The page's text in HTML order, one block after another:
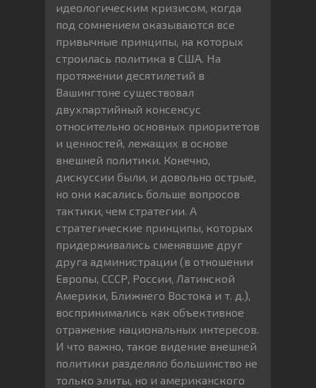
идеологическим кризисом, когда
под сомнением оказываются все
привычные принципы, на которых
строилась политика в США. На
протяжении десятилетий в
Вашингтоне существовал
двухпартийный консенсус
относительно основных приоритетов
и ценностей, лежащих в основе
внешней политики. Конечно,
дискуссии были, и довольно острые,
но они касались больше вопросов
тактики, чем стратегии. А
стратегические принципы, которых
придерживались сменявшие друг
друга администрации (в отношении
Европы, СССР, России, Латинской
Америки, Ближнего Востока и т. д.),
воспринимались как объективное
отражение национальных интересов.
И что важно, такое видение внешней
политики разделяло большинство не
только элиты, но и американского